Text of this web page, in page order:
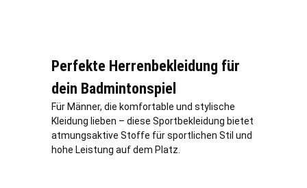
Perfekte Herrenbekleidung für
dein Badmintonspiel
Für Männer, die komfortable und stylische
Kleidung lieben – diese Sportbekleidung bietet
atmungsaktive Stoffe für sportlichen Stil und
hohe Leistung auf dem Platz.